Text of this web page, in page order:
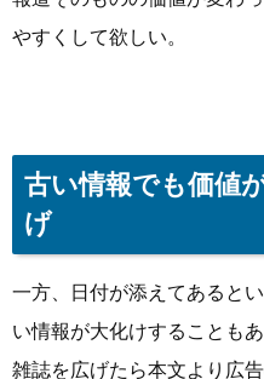
やすくして欲しい。
古い情報でも価値
げ
一方、日付が添えてあると
い情報が大化けすることも
雑誌を広げたら本文より広